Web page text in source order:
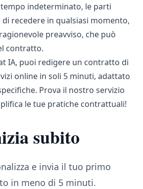
indeterminato, le parti
recedere in qualsiasi momento,
preavviso, che può
contratto.
IA, puoi redigere un contratto di
online in soli 5 minuti, adattato
Prova il nostro servizio
le tue pratiche contrattuali!
subito
e invia il tuo primo
in meno di 5 minuti.